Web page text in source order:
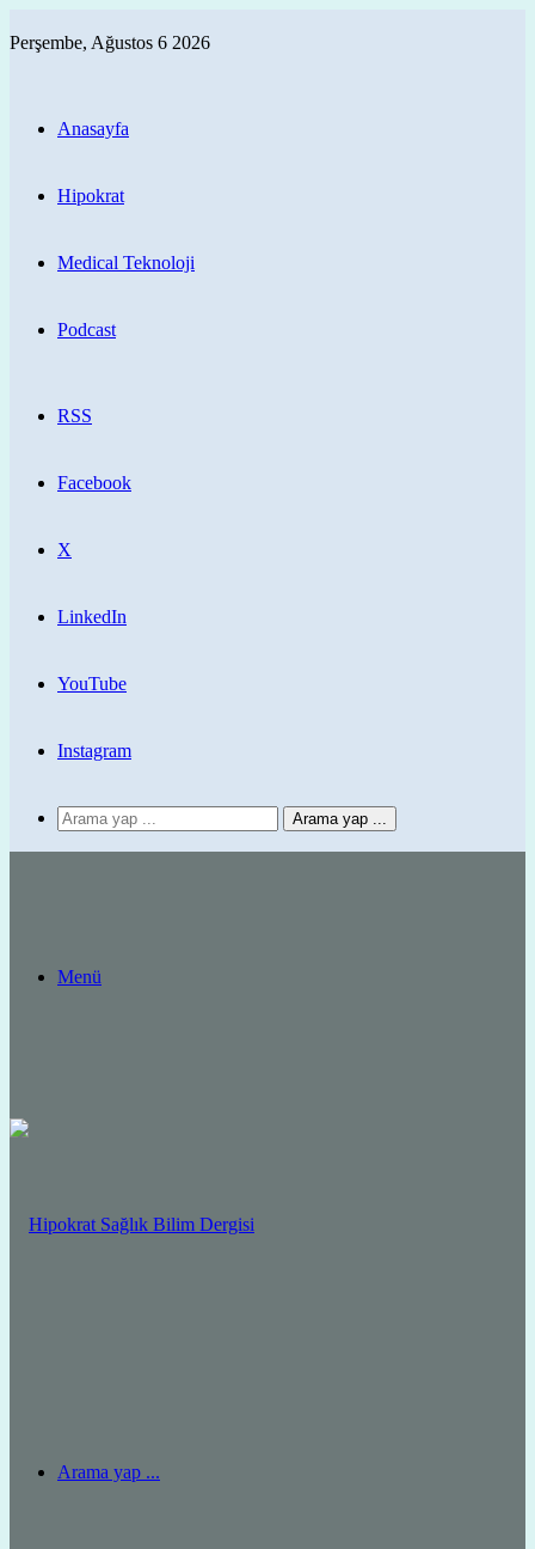
Perşembe, Ağustos 6 2026
Anasayfa
Hipokrat
Medical Teknoloji
Podcast
RSS
Facebook
X
LinkedIn
YouTube
Instagram
Arama yap ...
Menü
Arama yap ...